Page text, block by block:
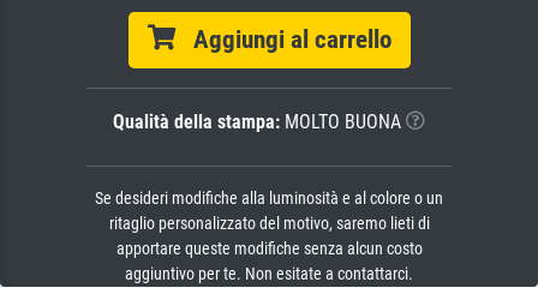
Aggiungi al carrello
Qualità della stampa: MOLTO BUONA
Se desideri modifiche alla luminosità e al colore o un
ritaglio personalizzato del motivo, saremo lieti di
apportare queste modifiche senza alcun costo
aggiuntivo per te. Non esitate a contattarci.